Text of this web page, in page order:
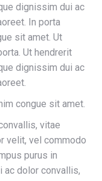
dignissim dui ac
In porta
sit amet. Ut
Ut hendrerit
dignissim dui ac
congue sit amet.
vitae
velit, vel commodo
purus in
ac dolor convallis,